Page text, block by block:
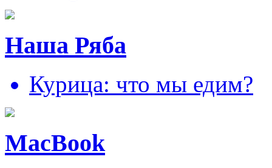
Наша Ряба
Курица: что мы едим?
MacBook